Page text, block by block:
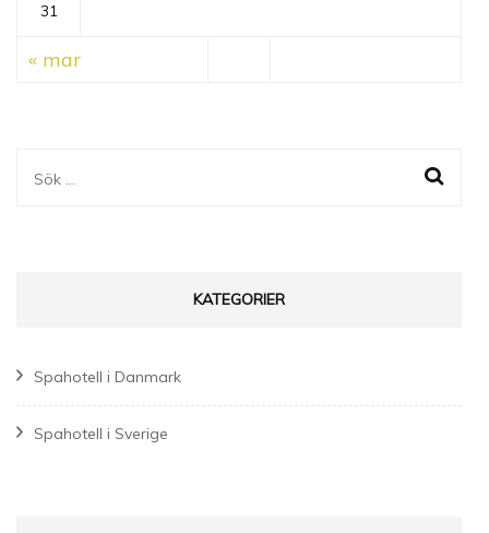
31
« mar
Sök
KATEGORIER
Spahotell i Danmark
Spahotell i Sverige